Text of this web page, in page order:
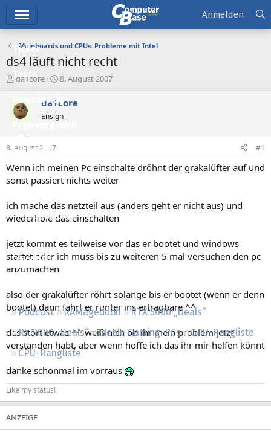
Ticker
Tests
Downloads
Preisvergleich
Forum
Aktuelles
Neue Beiträge
Leserartikel
Podcast RAMageddon
RTX 5000 „Deals“
RX 9000 „Deals“
Ideale Gaming-PCs
GPU-Rangliste
CPU-Rangliste
Anmelden
Mainboards und CPUs: Probleme mit Intel
ds4 läuft nicht recht
E
s
t
e
l
e
r
da1core
E
s
e
t
a
m
8. August 2007
da1core
Ensign
8. August 2007 #1
Wenn ich meinen Pc einschalte dröhnt der grakalüfter auf und
sonst passiert nichts weiter
ich mache das netzteil aus (anders geht er nicht aus) und
wiederhole das einschalten
jetzt kommt es teilweise vor das er bootet und windows
startet oder ich muss bis zu weiteren 5 mal versuchen den pc
anzumachen
also der grakalüfter röhrt solange bis er bootet (wenn er denn
bootet) dann fährt er runter ins ertragbare ^^
das stört etwas ^^ weiß nich ob ihr mein problem jetzt
verstanden habt, aber wenn hoffe ich das ihr mir helfen könnt
danke schonmal im vorraus
Like my status!